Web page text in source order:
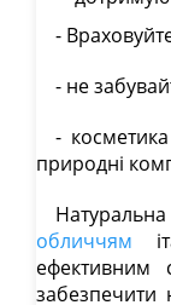
-
- не
-
природні
обличчям
ефективним
забезпечити